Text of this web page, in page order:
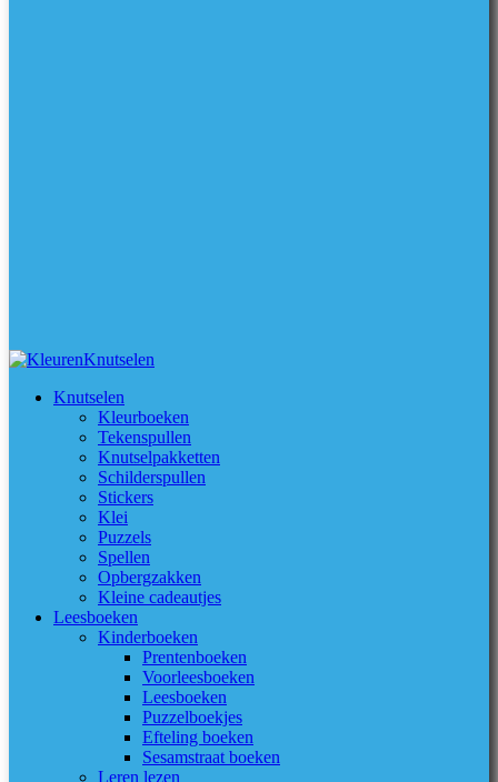
Knutselen
Kleurboeken
Tekenspullen
Knutselpakketten
Schilderspullen
Stickers
Klei
Puzzels
Spellen
Opbergzakken
Kleine cadeautjes
Leesboeken
Kinderboeken
Prentenboeken
Voorleesboeken
Leesboeken
Puzzelboekjes
Efteling boeken
Sesamstraat boeken
Leren lezen